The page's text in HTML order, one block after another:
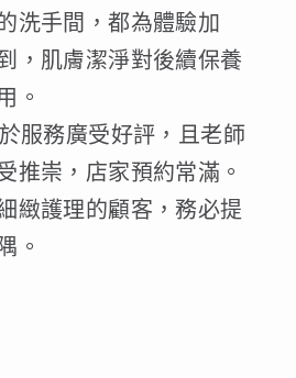
洗手間，都為體驗加
，肌膚潔淨對後續保養
。
服務廣受好評，且老師
推崇，店家預約常滿。
緻護理的顧客，務必提
。